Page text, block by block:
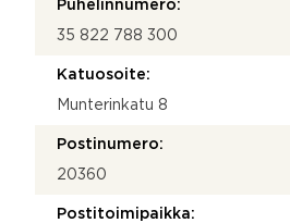
Puhelinnumero:
35 822 788 300
Katuosoite:
Munterinkatu 8
Postinumero:
20360
Postitoimipaikka: